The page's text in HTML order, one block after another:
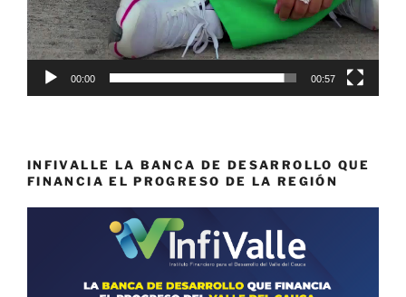
00:00 00:57
INFIVALLE LA BANCA DE DESARROLLO QUE
FINANCIA EL PROGRESO DE LA REGIÓN